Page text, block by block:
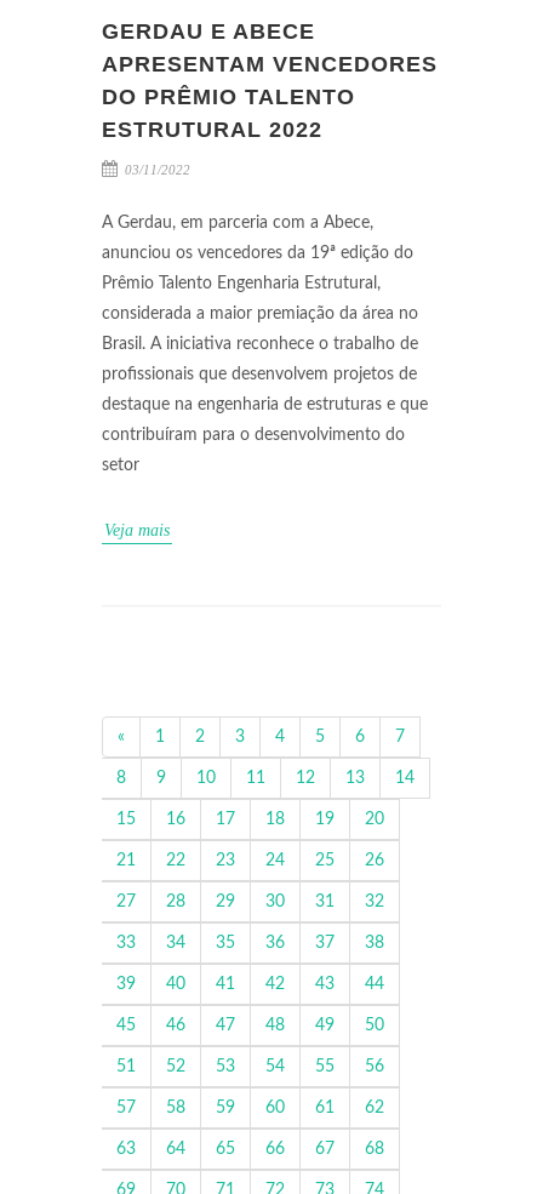
GERDAU E ABECE
APRESENTAM VENCEDORES
DO PRÊMIO TALENTO
ESTRUTURAL 2022
03/11/2022
A Gerdau, em parceria com a Abece,
anunciou os vencedores da 19ª edição do
Prêmio Talento Engenharia Estrutural,
considerada a maior premiação da área no
Brasil. A iniciativa reconhece o trabalho de
profissionais que desenvolvem projetos de
destaque na engenharia de estruturas e que
contribuíram para o desenvolvimento do
setor
Veja mais
« 1 2 3 4 5 6 7
8 9 10 11 12 13 14
15 16 17 18 19 20
21 22 23 24 25 26
27 28 29 30 31 32
33 34 35 36 37 38
39 40 41 42 43 44
45 46 47 48 49 50
51 52 53 54 55 56
57 58 59 60 61 62
63 64 65 66 67 68
69 70 71 72 73 74